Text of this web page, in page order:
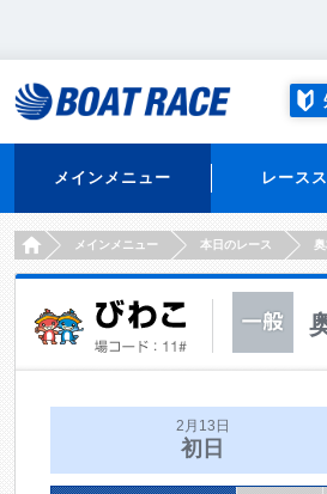
メインメニュー レース
HOMEメインメニュー 本日のレース
2月13日
初日